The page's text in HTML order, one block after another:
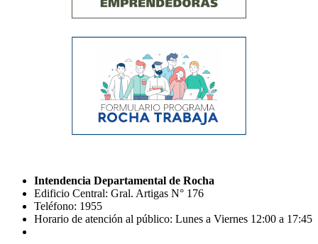
Intendencia Departamental de Rocha
Edificio Central: Gral. Artigas N° 176
Teléfono: 1955
Horario de atención al público: Lunes a Viernes 12:00 a 17:45